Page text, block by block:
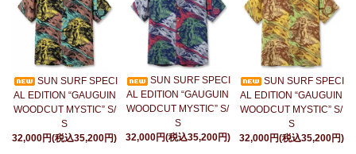
SUN SURF SPECI
AL EDITION “GAUGUIN
WOODCUT MYSTIC” S/
S
32,000円(税込35,200円)
SUN SURF SPECI
AL EDITION “GAUGUIN
WOODCUT MYSTIC” S/
S
32,000円(税込35,200円)
SUN SURF SPECI
AL EDITION “GAUGUIN
WOODCUT MYSTIC” S/
S
32,000円(税込35,200円)